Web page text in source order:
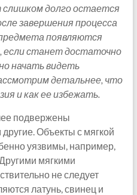
слишком долго остается
завершения процесса
появляются
если станет достаточно
начать видеть
детальнее, что
и как ее избежать.
подвержены
Объекты с мягкой
уязвимы, например,
мягкими
не следует
латунь, свинец и